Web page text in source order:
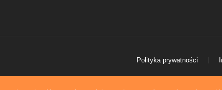
Polityka prywatności